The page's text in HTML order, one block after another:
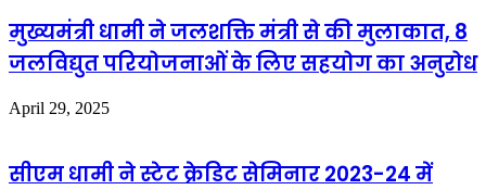
मुख्यमंत्री धामी ने जलशक्ति मंत्री से की मुलाकात, 8
जलविद्युत परियोजनाओं के लिए सहयोग का अनुरोध
April 29, 2025
सीएम धामी ने स्टेट क्रेडिट सेमिनार 2023-24 में